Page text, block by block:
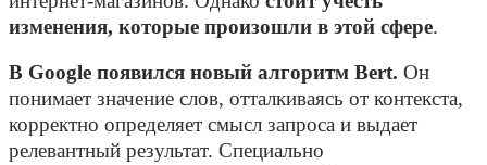
изменения, которые произошли в этой сфере.
В Google появился новый алгоритм Bert. Он
понимает значение слов, отталкиваясь от контекста,
корректно определяет смысл запроса и выдает
релевантный результат. Специально